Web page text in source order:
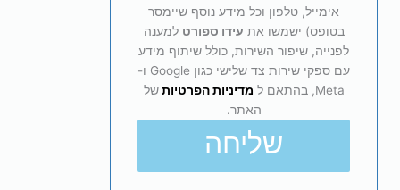
אימייל, טלפון וכל מידע נוסף שיימסר
בטופס) ישמשו את עידו ספורט למענה
לפנייה, שיפור השירות, כולל שיתוף מידע
עם ספקי שירות צד שלישי כגון Google ו-
Meta, בהתאם ל
מדיניות הפרטיות של
האתר.
שליחה